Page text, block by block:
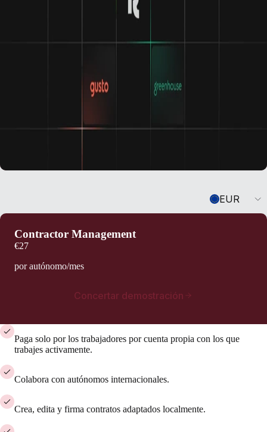
EUR
Contractor Management
€27
por autónomo/mes
Concertar demostración
Paga solo por los trabajadores por cuenta propia con los que
trabajes activamente.
Colabora con autónomos internacionales.
Crea, edita y firma contratos adaptados localmente.